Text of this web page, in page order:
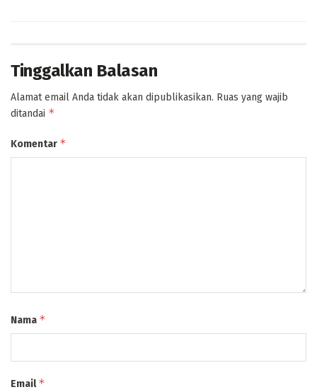
Tinggalkan Balasan
Alamat email Anda tidak akan dipublikasikan. Ruas yang wajib
ditandai *
Komentar *
Nama *
Email*